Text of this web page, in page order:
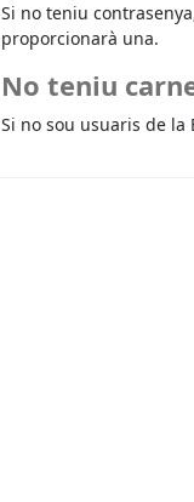
Si no teniu
proporcionarà una.
No teniu
Si no sou usuaris de